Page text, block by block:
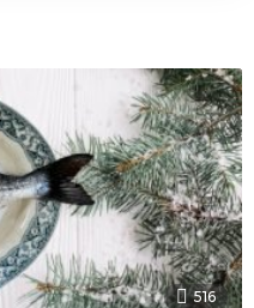
516